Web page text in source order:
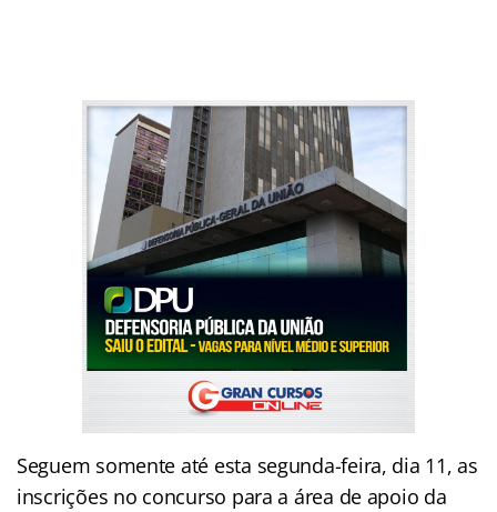
Seguem somente até esta segunda-feira, dia 11, as
inscrições no concurso para a área de apoio da